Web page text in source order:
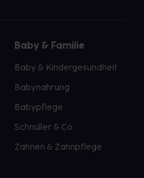
Baby & Familie
Baby & Kindergesundheit
Babynahrung
Babypflege
Schnuller & Co.
Zahnen & Zahnpflege